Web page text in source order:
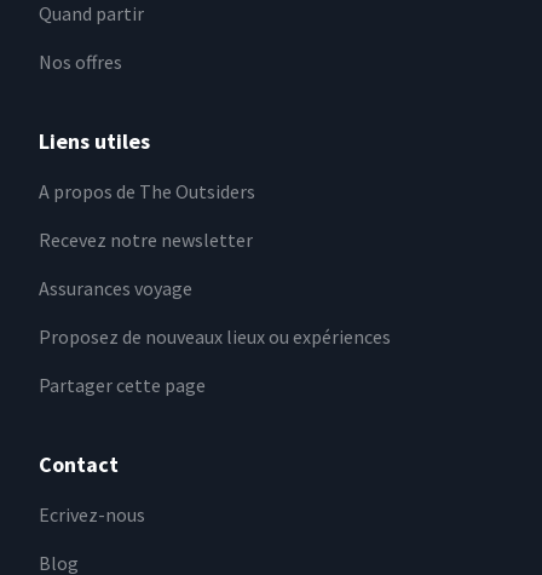
Quand partir
Nos offres
Liens utiles
A propos de The Outsiders
Recevez notre newsletter
Assurances voyage
Proposez de nouveaux lieux ou expériences
Partager cette page
Contact
Ecrivez-nous
Blog